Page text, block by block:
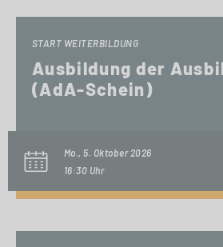
START WEITERBILDUNG
Ausbildung der
(AdA-Schein)
Mo., 5. Oktober 2026
16:30 Uhr